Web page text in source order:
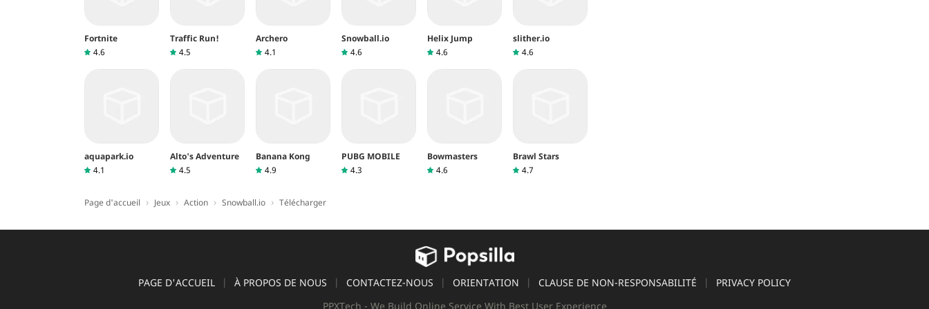
Fortnite
4.6
Traffic Run!
4.5
Archero
4.1
Snowball.io
4.6
Helix Jump
4.6
slither.io
4.6
aquapark.io
4.1
Alto's Adventure
4.5
Banana Kong
4.9
PUBG MOBILE
4.3
Bowmasters
4.6
Brawl Stars
4.7
Page d'accueil › Jeux › Action › Snowball.io › Télécharger
PAGE D'ACCUEIL À PROPOS DE NOUS CONTACTEZ-NOUS ORIENTATION CLAUSE DE NON-RESPONSABILITÉ
PRIVACY POLICY
PPXTech - We Build Online Service With Best User Experience